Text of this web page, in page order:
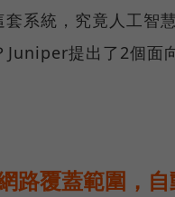
套系統，究竟人工智
提出了2個面向
路覆蓋範圍，